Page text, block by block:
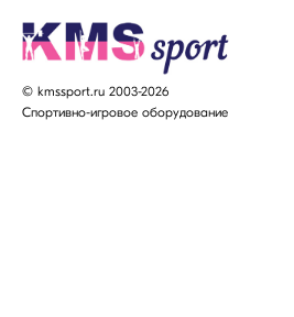
© kmssport.ru 2003-2026
Спортивно-игровое оборудование